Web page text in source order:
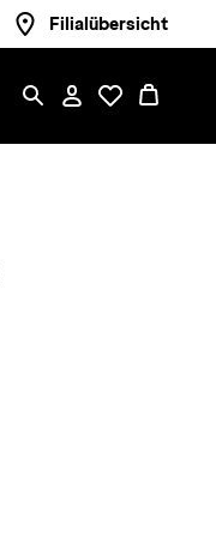
Filialübersicht